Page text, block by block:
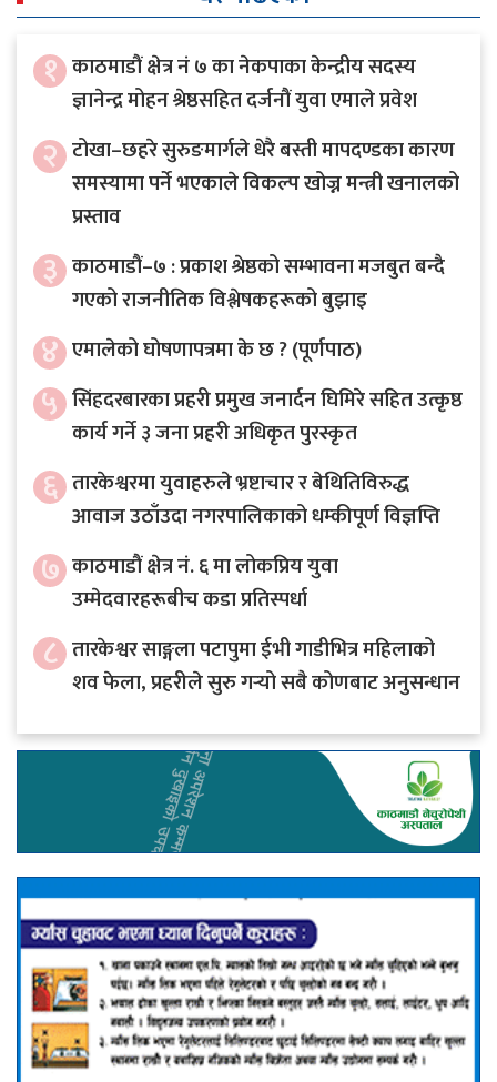
१ काठमाडौं क्षेत्र नं ७ का नेकपाका केन्द्रीय सदस्य
ज्ञानेन्द्र मोहन श्रेष्ठसहित दर्जनौं युवा एमाले प्रवेश
२ टोखा–छहरे सुरुङमार्गले धेरै बस्ती मापदण्डका कारण
समस्यामा पर्ने भएकाले विकल्प खोज्न मन्त्री खनालको
प्रस्ताव
३ काठमाडौं–७ : प्रकाश श्रेष्ठको सम्भावना मजबुत बन्दै
गएको राजनीतिक विश्लेषकहरूको बुझाइ
४ एमालेको घोषणापत्रमा के छ ? (पूर्णपाठ)
५ सिंहदरबारका प्रहरी प्रमुख जनार्दन घिमिरे सहित उत्कृष्ठ
कार्य गर्ने ३ जना प्रहरी अधिकृत पुरस्कृत
६ तारकेश्वरमा युवाहरुले भ्रष्टाचार र बेथितिविरुद्ध
आवाज उठाँउदा नगरपालिकाको धम्कीपूर्ण विज्ञप्ति
७ काठमाडौं क्षेत्र नं. ६ मा लोकप्रिय युवा
उम्मेदवारहरूबीच कडा प्रतिस्पर्धा
८ तारकेश्वर साङ्गला पटापुमा ईभी गाडीभित्र महिलाको
शव फेला, प्रहरीले सुरु गर्‍यो सबै कोणबाट अनुसन्धान